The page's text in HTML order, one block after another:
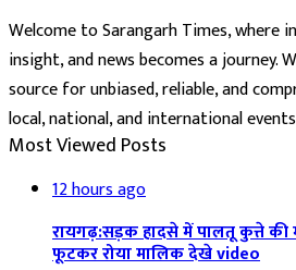
Welcome to Sarangarh Times, where
insight, and news becomes a journey.
source for unbiased, reliable, and
local, national, and international
Most Viewed Posts
12 hours ago
रायगढ़:सड़क हादसे में पालतू कुत्ते
फूटकर रोया मालिक देखे video